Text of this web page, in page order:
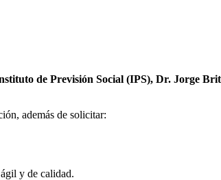
de Previsión Social (IPS), Dr. Jorge
además de solicitar:
y de calidad.